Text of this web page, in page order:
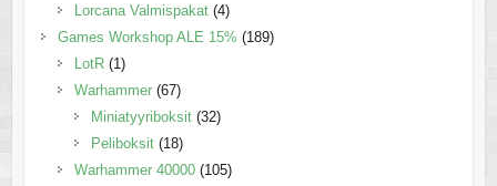
Lorcana Valmispakat (4)
Games Workshop ALE 15% (189)
LotR (1)
Warhammer (67)
Miniatyyriboksit (32)
Peliboksit (18)
Warhammer 40000 (105)